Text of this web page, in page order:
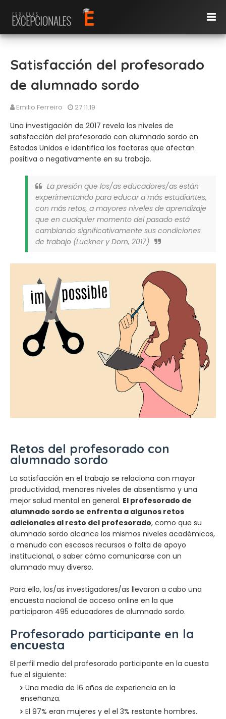
Satisfacción del profesorado
de alumnado sordo
Emilio Ferreiro 27.11.19
Una investigación de 2017 revela los niveles de
satisfacción del profesorado con alumnado sordo en
Estados Unidos e identifica los factores que afectan
positiva o negativamente en su trabajo.
La presión que los/as educadores/as están
experimentando para educar a más estudiantes,
con más retos, a mayores niveles de aprendizaje
que en cualquier momento del pasado está
cambiando significativamente sus condiciones
de trabajo (Luckner y Dorn, 2017)
Retos del profesorado con
alumnado sordo
La satisfacción en el trabajo se relaciona con mayor
productividad, menores niveles de absentismo y una
mejor salud mental en general. El profesorado de
alumnado sordo se enfrenta a algunos retos
adicionales al resto del profesorado, como que su
alumnado sordo alcance los mismos niveles académicos,
a menudo con escasos recursos o falta de apoyo
institucional, o saber cómo comunicarse con un
alumnado muy diverso.
Para ello, los/as investigadores/as llevaron a cabo una
encuesta nacional de acceso online en la que
participaron 495 educadores de alumnado sordo.
Profesorado participante en la
encuesta
El perfil medio del profesorado participante en la cuesta
fue el siguiente:
Una media de 16 años de experiencia en la
enseñanza.
El 97% eran mujeres y el el 3% restante hombres.